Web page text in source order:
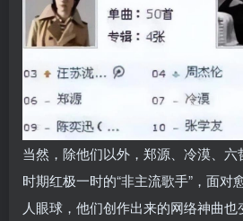
当然，除他们以外，郑源、冷漠、
时期红极一时的“非主流歌手”，面对
人眼球，他们创作出来的网络神曲也